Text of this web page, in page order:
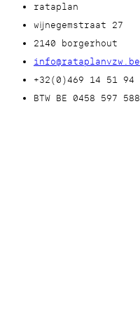
rataplan
wijnegemstraat 27
2140 borgerhout
info@rataplanvzw.be
+32(0)469 14 51 94
BTW BE 0458 597 588